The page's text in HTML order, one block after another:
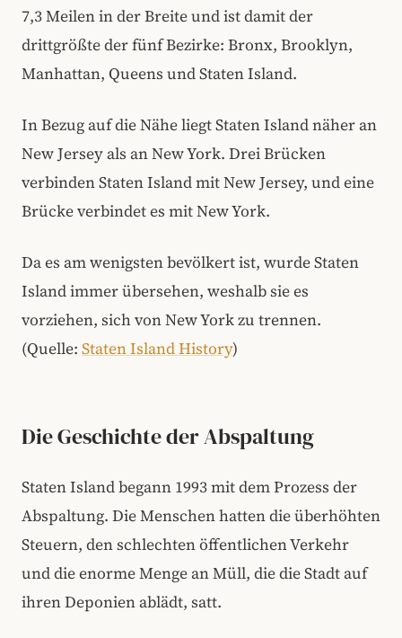
7,3 Meilen in der Breite und ist damit der
drittgrößte der fünf Bezirke: Bronx, Brooklyn,
Manhattan, Queens und Staten Island.
In Bezug auf die Nähe liegt Staten Island näher an
New Jersey als an New York. Drei Brücken
verbinden Staten Island mit New Jersey, und eine
Brücke verbindet es mit New York.
Da es am wenigsten bevölkert ist, wurde Staten
Island immer übersehen, weshalb sie es
vorziehen, sich von New York zu trennen.
(Quelle: Staten Island History)
Die Geschichte der Abspaltung
Staten Island begann 1993 mit dem Prozess der
Abspaltung. Die Menschen hatten die überhöhten
Steuern, den schlechten öffentlichen Verkehr
und die enorme Menge an Müll, die die Stadt auf
ihren Deponien ablädt, satt.